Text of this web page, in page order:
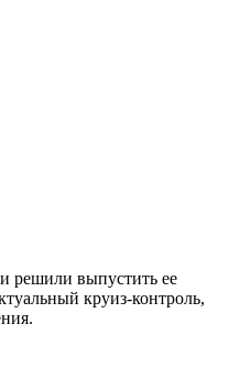
решили выпустить ее
круиз-контроль,